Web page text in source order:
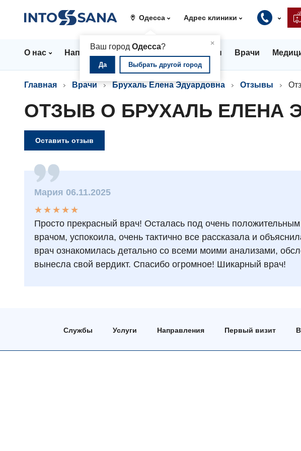
Одесса
×
Ваш город Одесса?
Да Выбрать другой город
Адрес клиники
О нас Направления Стационар Цены Врачи
Главная Врачи Брухаль Елена Эдуардовна Отзывы
ОТЗЫВ О БРУХАЛЬ ЕЛЕНА
Оставить отзыв
Мария 06.11.2025
★
★
★
★
★
★ ★ ★ ★ ★
Просто прекрасный врач! Осталась под очень
врачом, успокоила, очень тактично все рассказала и
врач ознакомилась детально со всеми моими анализами,
вынесла свой вердикт. Спасибо огромное! Шикарный врач!
Службы Услуги Направления Первый визит